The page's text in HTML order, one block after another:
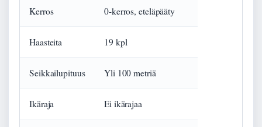
Kerros 0-kerros, eteläpääty
Haasteita 19 kpl
Seikkailupituus Yli 100 metriä
Ikäraja Ei ikärajaa